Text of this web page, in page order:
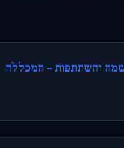
והשתתפות – המכללה